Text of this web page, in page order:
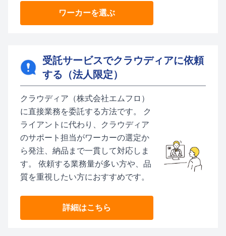
ワーカーを選ぶ
受託サービスでクラウディアに依頼
する（法人限定）
クラウディア（株式会社エムフロ）
に直接業務を委託する方法です。 ク
ライアントに代わり、クラウディア
のサポート担当がワーカーの選定か
ら発注、納品まで一貫して対応しま
す。 依頼する業務量が多い方や、品
質を重視したい方におすすめです。
詳細はこちら